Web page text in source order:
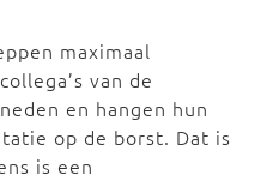
maximaal
van de
en hangen hun
op de borst. Dat is
is een